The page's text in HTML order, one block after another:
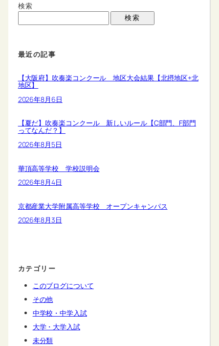
検索
検索
最近の記事
【大阪府】吹奏楽コンクール 地区大会結果【北摂地区+北
地区】
2026年8月6日
【夏だ】吹奏楽コンクール 新しいルール【C部門、F部門
ってなんだ？】
2026年8月5日
華頂高等学校 学校説明会
2026年8月4日
京都産業大学附属高等学校 オープンキャンパス
2026年8月3日
カテゴリー
このブログについて
その他
中学校・中学入試
大学・大学入試
未分類